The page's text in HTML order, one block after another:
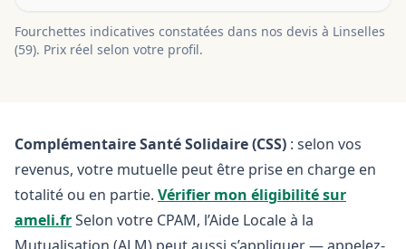
Fourchettes indicatives constatées dans nos devis à Linselles
(59). Prix réel selon votre profil.
Complémentaire Santé Solidaire (CSS) : selon vos
revenus, votre mutuelle peut être prise en charge en
totalité ou en partie. Vérifier mon éligibilité sur
ameli.frSelon votre CPAM, l’Aide Locale à la